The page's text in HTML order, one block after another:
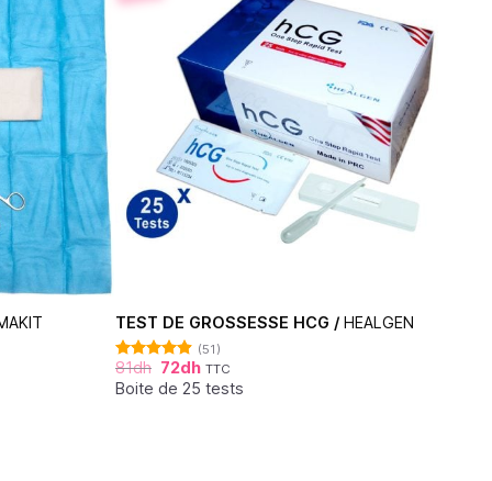
TEST DE GROSSESSE HCG / HEALGEN
Note 4.88
sur 5
(51)
81dh 72dh TTC
Boite de 25 tests